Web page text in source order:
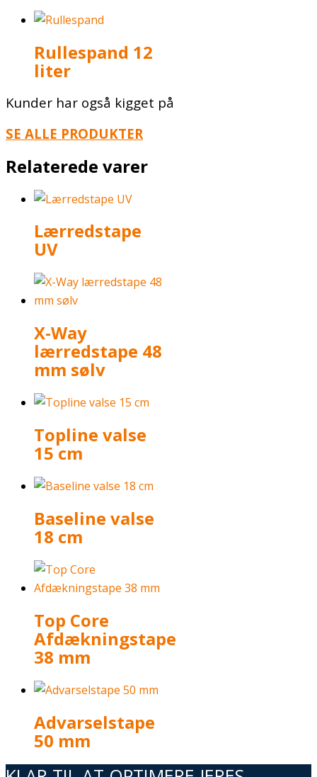
Rullespand 12
liter
Kunder har også kigget på
SE ALLE PRODUKTER
Relaterede varer
Lærredstape
UV
X-Way
lærredstape 48
mm sølv
Topline valse
15 cm
Baseline valse
18 cm
Top Core
Afdækningstape
38 mm
Advarselstape
50 mm